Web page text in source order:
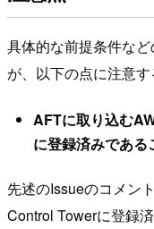
具体的な前提条件な
が、以下の点に注意す
AFTに取り込む
に登録済みである
先述のIssueのコメン
Control Towerに登録